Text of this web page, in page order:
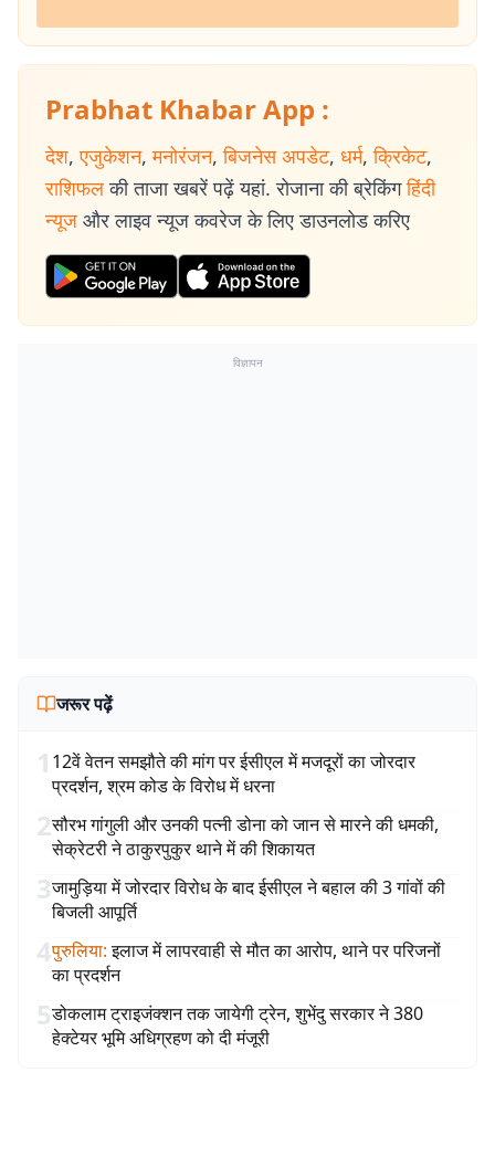
Prabhat Khabar App :
देश, एजुकेशन, मनोरंजन, बिजनेस अपडेट, धर्म, क्रिकेट,
राशिफल की ताजा खबरें पढ़ें यहां. रोजाना की ब्रेकिंग हिंदी
न्यूज और लाइव न्यूज कवरेज के लिए डाउनलोड करिए
विज्ञापन
जरूर पढ़ें
1 12वें वेतन समझौते की मांग पर ईसीएल में मजदूरों का जोरदार
प्रदर्शन, श्रम कोड के विरोध में धरना
2सौरभ गांगुली और उनकी पत्नी डोना को जान से मारने की धमकी,
सेक्रेटरी ने ठाकुरपुकुर थाने में की शिकायत
3जामुड़िया में जोरदार विरोध के बाद ईसीएल ने बहाल की 3 गांवों की
बिजली आपूर्ति
4पुरुलिया: इलाज में लापरवाही से मौत का आरोप, थाने पर परिजनों
का प्रदर्शन
5डोकलाम ट्राइजंक्शन तक जायेगी ट्रेन, शुभेंदु सरकार ने 380
हेक्टेयर भूमि अधिग्रहण को दी मंजूरी